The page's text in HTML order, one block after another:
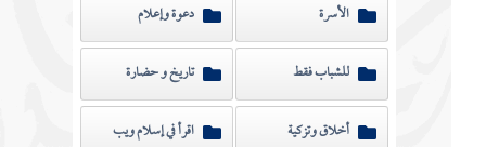
الأسرة دعوة وإعلام
للشباب فقط تاريخ و حضارة
أخلاق وتزكية اقرأ في إسلام ويب